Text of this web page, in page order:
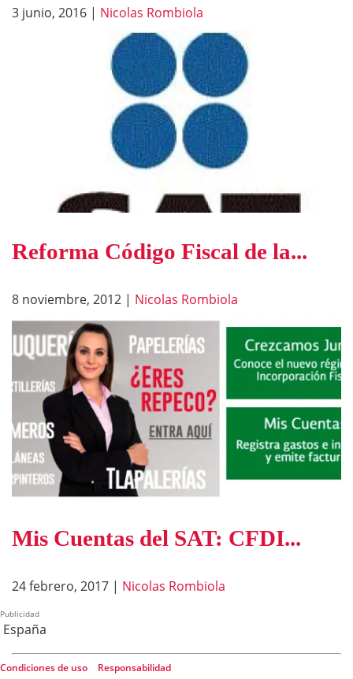
3 junio, 2016 | Nicolas Rombiola
Reforma Código Fiscal de la...
8 noviembre, 2012 | Nicolas Rombiola
Mis Cuentas del SAT: CFDI...
24 febrero, 2017 | Nicolas Rombiola
Publicidad
España
Condiciones de uso
Responsabilidad